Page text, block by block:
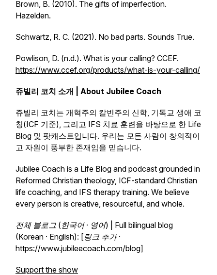
Brown, B. (2010). The gifts of imperfection.
Hazelden.
Schwartz, R. C. (2021). No bad parts. Sounds True.
Powlison, D. (n.d.). What is your calling? CCEF.
https://www.ccef.org/products/what-is-your-calling/
쥬빌리 코치 소개 | About Jubilee Coach
쥬빌리 코치는 개혁주의 칼빈주의 신학, 기독교 생애 코
칭(ICF 기준), 그리고 IFS 치료 훈련을 바탕으로 한 Life
Blog 및 팟캐스트입니다. 우리는 모든 사람이 창의적이
고 자원이 풍부한 존재임을 믿습니다.
Jubilee Coach is a Life Blog and podcast grounded in
Reformed Christian theology, ICF-standard Christian
life coaching, and IFS therapy training. We believe
every person is creative, resourceful, and whole.
전체 블로그 (한국어 · 영어) | Full bilingual blog
(Korean · English): [링크 추가 ·
https://www.jubileecoach.com/blog]
Support the show